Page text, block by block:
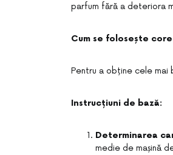
parfum fără a deteriora
Cum se folosește
Pentru a obține cele mai
Instrucțiuni de bază:
Determinarea
medie de mașină